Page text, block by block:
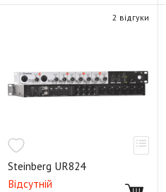
Steinberg UR824
Відсутній
2 відгуки